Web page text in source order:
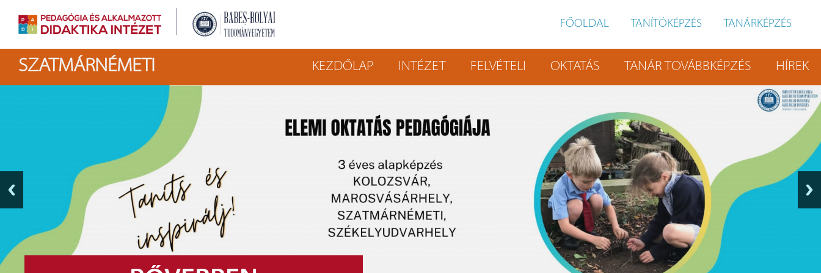
FŐOLDAL TANÍTÓKÉPZÉS TANÁRKÉPZÉS
SZATMÁRNÉMETI KEZDŐLAP INTÉZET FELVÉTELI OKTATÁS TANÁR TOVÁBBKÉPZÉS HÍREK